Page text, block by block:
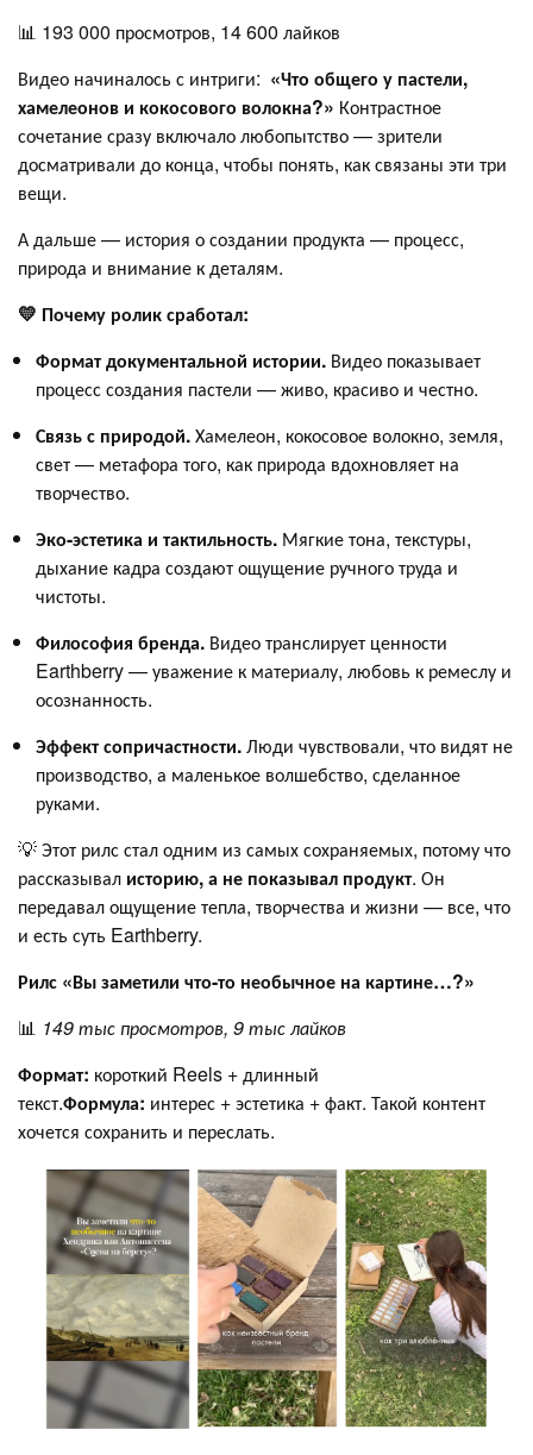
📊 193 000 просмотров, 14 600 лайков
Видео начиналось с интриги: «Что общего у пастели,
хамелеонов и кокосового волокна?» Контрастное
сочетание сразу включало любопытство — зрители
досматривали до конца, чтобы понять, как связаны эти три
вещи.
А дальше — история о создании продукта — процесс,
природа и внимание к деталям.
💛 Почему ролик сработал:
Формат документальной истории. Видео показывает
процесс создания пастели — живо, красиво и честно.
Связь с природой.Хамелеон, кокосовое волокно, земля,
свет — метафора того, как природа вдохновляет на
творчество.
Эко-эстетика и тактильность. Мягкие тона, текстуры,
дыхание кадра создают ощущение ручного труда и
чистоты.
Философия бренда. Видео транслирует ценности
Earthberry — уважение к материалу, любовь к ремеслу и
осознанность.
Эффект сопричастности.Люди чувствовали, что видят не
производство, а маленькое волшебство, сделанное
руками.
💡 Этот рилс стал одним из самых сохраняемых, потому что
рассказывал историю, а не показывал продукт. Он
передавал ощущение тепла, творчества и жизни — все, что
и есть суть Earthberry.
Рилс «Вы заметили что-то необычное на картине…?»
📊 149 тыс просмотров, 9 тыс лайков
Формат: короткий Reels + длинный
текст.Формула: интерес + эстетика + факт. Такой контент
хочется сохранить и переслать.